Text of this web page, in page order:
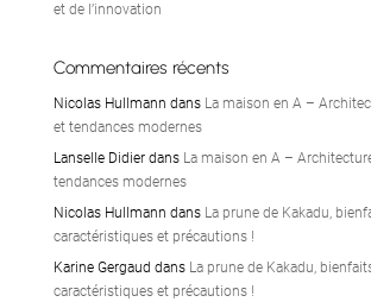
et de l’innovation
Commentaires récents
Nicolas Hullmann dans La maison en A –
et tendances modernes
Lanselle Didierdans La maison en A –
tendances modernes
Nicolas Hullmann dans La prune de Kakadu,
caractéristiques et précautions !
Karine Gergaud dans La prune de Kakadu,
caractéristiques et précautions !